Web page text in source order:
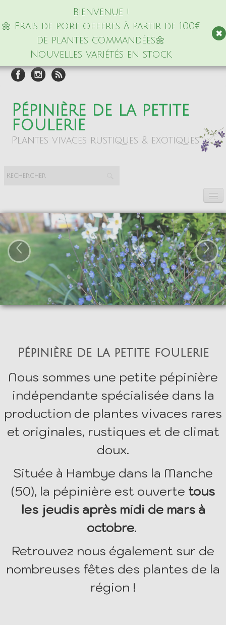
Bienvenue !
🌼 Frais de port offerts à partir de 100€
de plantes commandées🌼
Nouvelles variétés en stock
Pépinière de la petite
foulerie
Plantes vivaces rustiques & exotiques
Accueil
La pépinière
Boutique
Événements▼
‹ ›
Pépinière de la petite foulerie
Nous sommes une petite pépinière
indépendante spécialisée dans la
production de plantes vivaces rares
et originales, rustiques et de climat
doux.
Située à Hambye dans la Manche
(50), la pépinière est ouverte tous
les jeudis après midi de mars à
octobre.
Retrouvez nous également sur de
nombreuses fêtes des plantes de la
région !